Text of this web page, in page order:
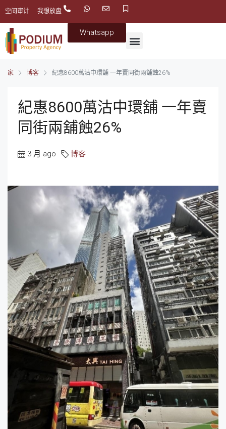
空间审计 我想放盘
Whatsapp
家 博客 紀惠8600萬沽中環舖 一年賣同街兩舖蝕26%
紀惠8600萬沽中環舖 一年賣
同街兩舖蝕26%
3 月 ago 博客